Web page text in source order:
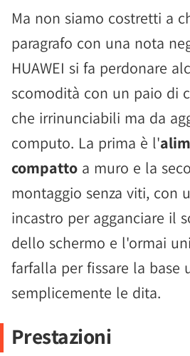
Ma non siamo costretti a
paragrafo con una nota
HUAWEI si fa perdonare
scomodità con un paio di
che irrinunciabili ma da
computo. La prima è l'
compatto a muro e la
montaggio senza viti, con
incastro per agganciare il
dello schermo e l'ormai
farfalla per fissare la base
semplicemente le dita.
Prestazioni